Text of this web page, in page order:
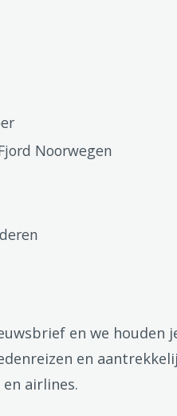
Noorwegen
en we houden
en
airlines.